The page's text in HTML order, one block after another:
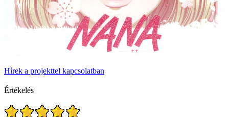
Hírek a projekttel kapcsolatban
Értékelés